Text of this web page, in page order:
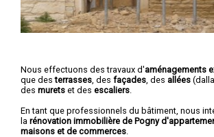
Nous effectuons des travaux d'aménagements
que desterrasses , des façades , des allées
des murets et des escaliers
En tant que professionnels du bâtiment, nous
la rénovation immobilière de Pogny
maisons et de commerces